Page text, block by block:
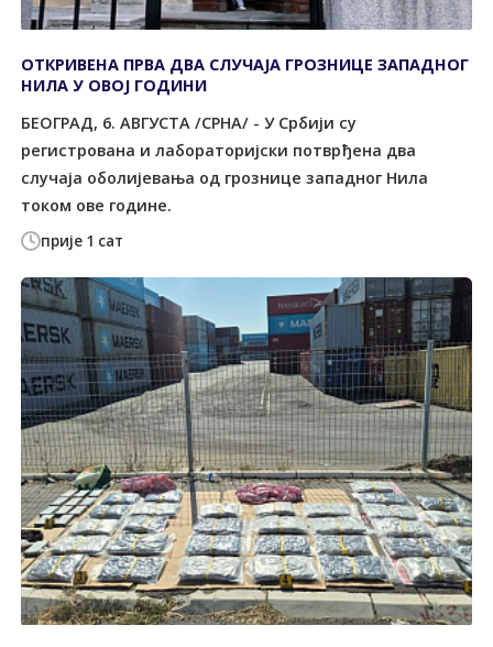
прије 1 сат
ОТКРИВЕНА ПРВА ДВА СЛУЧАЈА ГРОЗНИЦЕ ЗАПАДНОГ
НИЛА У ОВОЈ ГОДИНИ
БЕОГРАД, 6. АВГУСТА /СРНА/ - У Србији су
регистрована и лабораторијски потврђена два
случаја оболијевања од грознице западног Нила
током ове године.